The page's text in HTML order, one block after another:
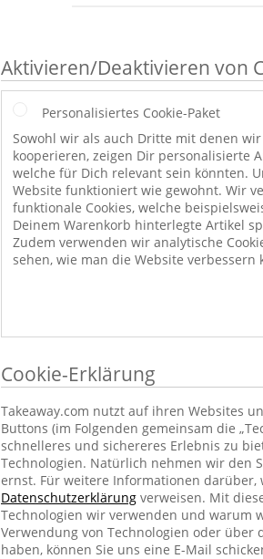
Aktivieren/Deaktivieren von
Personalisiertes Cookie-Paket
Sowohl wir als auch Dritte mit denen wir
kooperieren, zeigen Dir personalisierte
welche für Dich relevant sein könnten.
Website funktioniert wie gewohnt. Wir
funktionale Cookies, welche
Deinem Warenkorb hinterlegte Artikel
Zudem verwenden wir analytische
sehen, wie man die Website verbessern
Cookie-Erklärung
Takeaway.com nutzt auf ihren Websites
Buttons (im Folgenden gemeinsam die
schnelleres und sichereres Erlebnis zu
Technologien. Natürlich nehmen wir den
ernst. Für weitere Informationen
Datenschutzerklärung verweisen. Mit
Technologien wir verwenden und warum
Verwendung von Technologien oder über
haben, können Sie uns eine E-Mail